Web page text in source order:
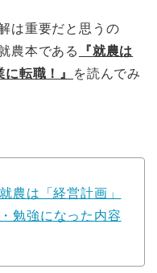
は重要だと思うの
農本である
『就農は
転職！』
を読んでみ
農は「経営計画」
勉強になった内容